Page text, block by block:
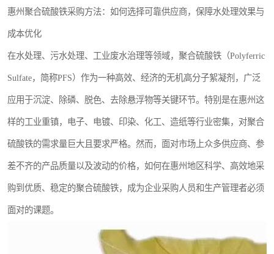
惠州聚合硫酸铁采购方法：如何选择可靠供应商，保障水处理效果与
成本优化
在水处理、污水处理、工业废水治理等领域，聚合硫酸铁（Polyferric
Sulfate，简称PFS）作为一种高效、经济的无机高分子絮凝剂，广泛
应用于沉淀、除磷、脱色、去除悬浮物等关键环节。特别是在惠州这
样的工业重镇，电子、电镀、印染、化工、造纸等行业密集，对聚合
硫酸铁的需求量巨大且要求严格。然而，面对市场上众多供应商、参
差不齐的产品质量以及波动的价格，如何在惠州地区科学、高效地采
购到优质、稳定的聚合硫酸铁，成为企业采购人员和生产管理者必须
面对的课题。
氯酸钠
磷酸氢二钾
过硫酸钠
尿素